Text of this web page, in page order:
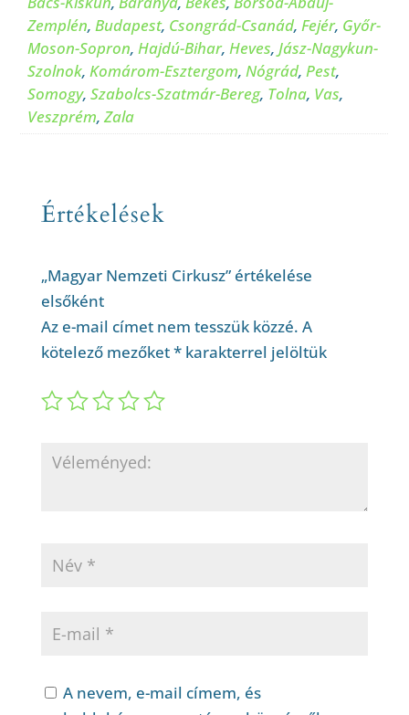
Zemplén,Budapest, Csongrád-Csanád,Fejér, Győr-
Moson-Sopron,Hajdú-Bihar,Heves,Jász-Nagykun-
Szolnok,Komárom-Esztergom,Nógrád,Pest,
Somogy,Szabolcs-Szatmár-Bereg, Tolna, Vas,
Veszprém,Zala
Értékelések
„Magyar Nemzeti Cirkusz” értékelése
elsőként
Az e-mail címet nem tesszük közzé. A
kötelező mezőket*karakterrel jelöltük
A nevem, e-mail címem, és